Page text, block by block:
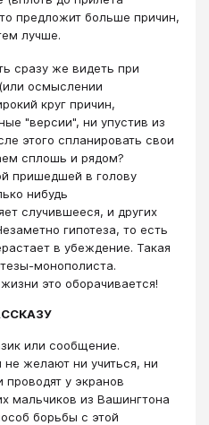
предложит больше причин,
лучше.
сразу же видеть при
осмыслении
круг причин,
"версии", ни упустив из
этого спланировать свои
сплошь и рядом?
пришедшей в голову
нибудь
случившееся, и других
гипотеза, то есть
в убеждение. Такая
монополиста.
это оборачивается!
или сообщение.
желают ни учиться, ни
проводят у экранов
мальчиков из Вашингтона
борьбы с этой